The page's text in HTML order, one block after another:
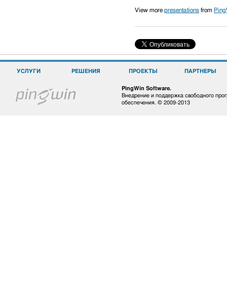
View more presentations from
УСЛУГИ РЕШЕНИЯ ПРОЕКТЫ ПАРТНЕРЫ
PingWin Software.
Внедрение и поддержка свободного
обеспечения. © 2009-2013